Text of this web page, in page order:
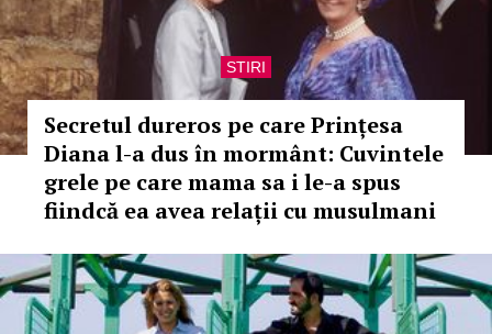
STIRI
Secretul dureros pe care Prințesa
Diana l-a dus în mormânt: Cuvintele
grele pe care mama sa i le-a spus
fiindcă ea avea relații cu musulmani